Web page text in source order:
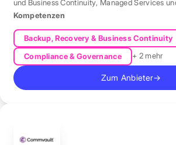
und Business Continuity, Managed Services
Kompetenzen
Backup, Recovery & Business Continuity
Compliance & Governance
+ 2 mehr
Zum Anbieter→